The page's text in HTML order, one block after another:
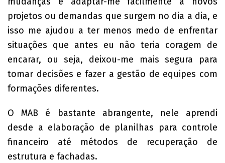
projetos ou demandas que surgem no dia a dia, e
isso me ajudou a ter menos medo de enfrentar
situações que antes eu não teria coragem de
encarar, ou seja, deixou-me mais segura para
tomar decisões e fazer a gestão de equipes com
formações diferentes.
O MAB é bastante abrangente, nele aprendi
desde a elaboração de planilhas para controle
financeiro até métodos de recuperação de
estrutura e fachadas.